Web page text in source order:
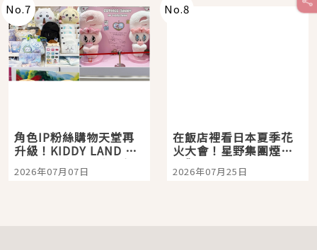
No.7
角色IP粉絲購物天堂再
升級！KIDDY LAND 原
宿店吉伊卡哇迎客，新
開幕 OMOKADO 店3分
2026年07月07日
No.8
在飯店裡看日本夏季花
火大會！星野集團煙火
景觀飯店6選，讓你不用
人擠人悠閒欣賞
2026年07月25日